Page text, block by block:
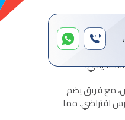
ربط الطلاب
شاملة تغطي أكثر من 1500 مادة و400 تخصص، مع فريق يضم
مدرس معتمد. تساهم المنصة شهريًا في حجز أكثر من 3000 درس افتراضي، مما